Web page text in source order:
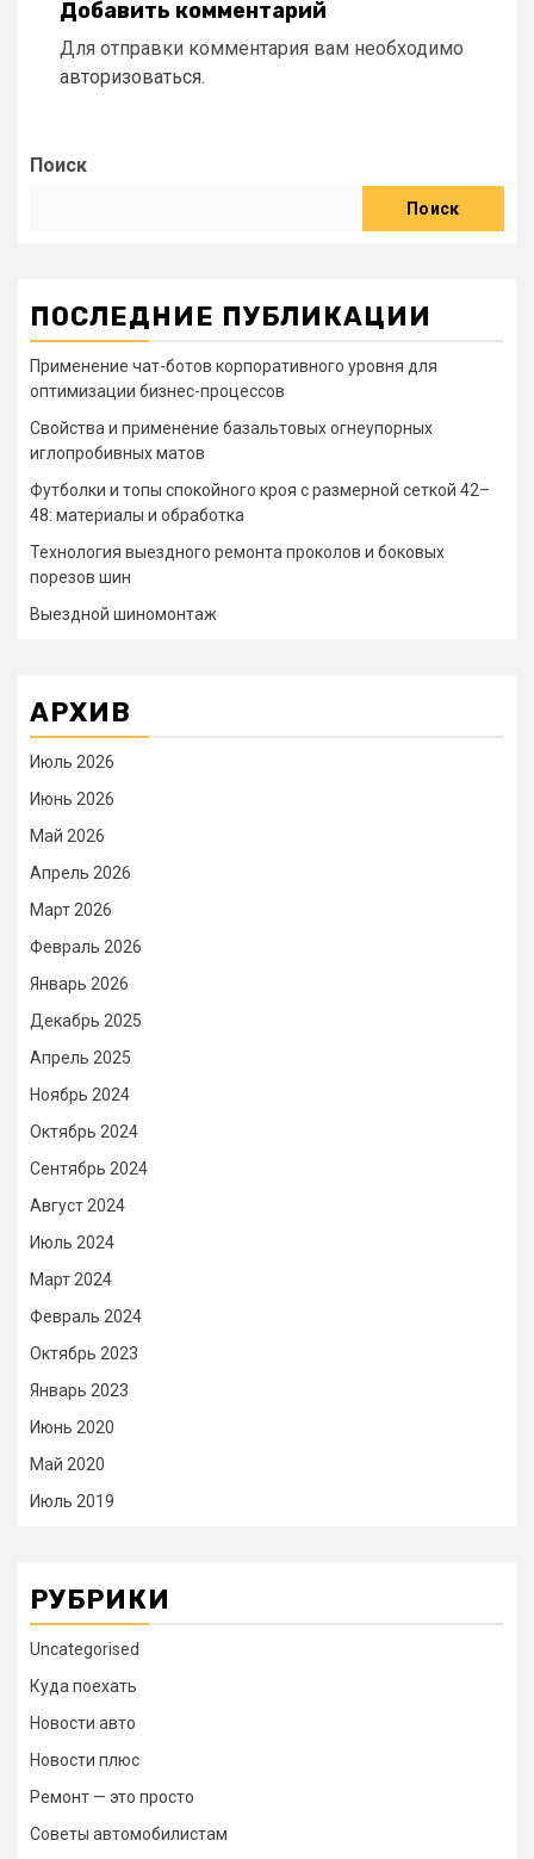
Добавить комментарий
Для отправки комментария вам необходимо
авторизоваться.
Поиск
Поиск
ПОСЛЕДНИЕ ПУБЛИКАЦИИ
Применение чат-ботов корпоративного уровня для
оптимизации бизнес-процессов
Свойства и применение базальтовых огнеупорных
иглопробивных матов
Футболки и топы спокойного кроя с размерной сеткой 42–
48: материалы и обработка
Технология выездного ремонта проколов и боковых
порезов шин
Выездной шиномонтаж
АРХИВ
Июль 2026
Июнь 2026
Май 2026
Апрель 2026
Март 2026
Февраль 2026
Январь 2026
Декабрь 2025
Апрель 2025
Ноябрь 2024
Октябрь 2024
Сентябрь 2024
Август 2024
Июль 2024
Март 2024
Февраль 2024
Октябрь 2023
Январь 2023
Июнь 2020
Май 2020
Июль 2019
РУБРИКИ
Uncategorised
Куда поехать
Новости авто
Новости плюс
Ремонт — это просто
Советы автомобилистам